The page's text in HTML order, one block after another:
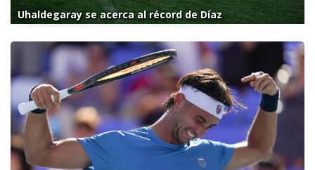
Uhaldegaray se acerca al récord de Díaz